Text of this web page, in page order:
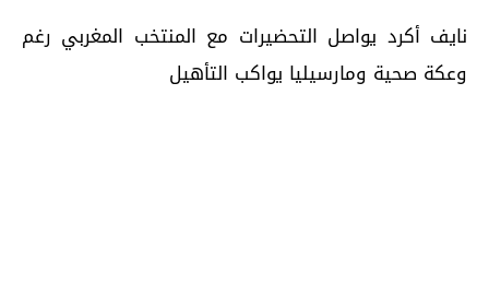
نايف أكرد يواصل التحضيرات مع المنتخب المغربي رغم
وعكة صحية ومارسيليا يواكب التأهيل